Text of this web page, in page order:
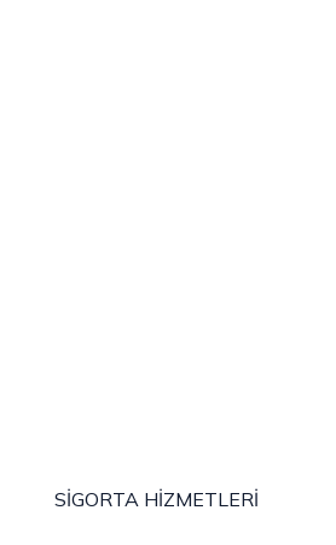
SİGORTA HİZMETLERİ